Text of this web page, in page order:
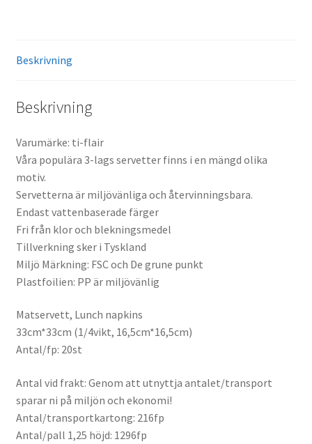
Beskrivning
Beskrivning
Varumärke: ti-flair
Våra populära 3-lags servetter finns i en mängd olika
motiv.
Servetterna är miljövänliga och återvinningsbara.
Endast vattenbaserade färger
Fri från klor och blekningsmedel
Tillverkning sker i Tyskland
Miljö Märkning: FSC och De grune punkt
Plastfoilien: PP är miljövänlig
Matservett, Lunch napkins
33cm*33cm (1/4vikt, 16,5cm*16,5cm)
Antal/fp: 20st
Antal vid frakt: Genom att utnyttja antalet/transport
sparar ni på miljön och ekonomi!
Antal/transportkartong: 216fp
Antal/pall 1,25 höjd: 1296fp